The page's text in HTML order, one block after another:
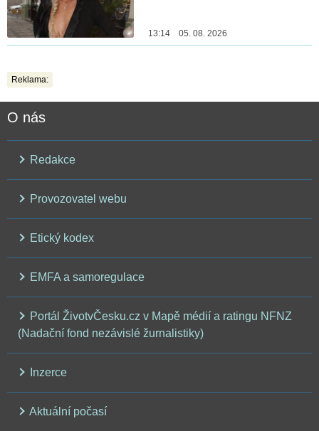
13:14 05. 08. 2026
Reklama:
O nás
Redakce
Provozovatel webu
Etický kodex
EMFA a samoregulace
Portál ŽivotvČesku.cz v Mapě médií a ratingu NFNZ
(Nadační fond nezávislé žurnalistiky)
Inzerce
Aktuální počasí